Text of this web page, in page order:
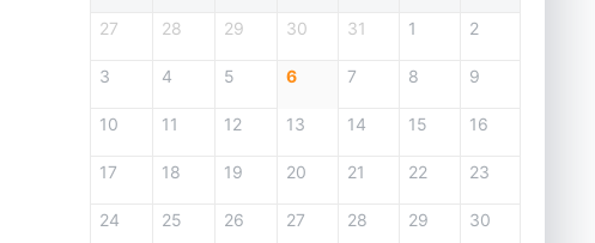
27 28 29 30 31 1 2
3 4 5 6 7 8 9
10 11 12 13 14 15 16
17 18 19 20 21 22 23
24 25 26 27 28 29 30